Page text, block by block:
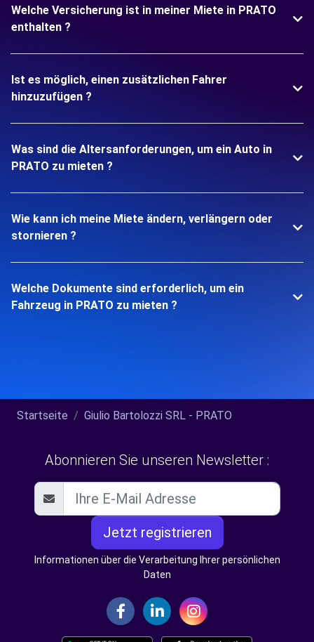
Welche Versicherung ist in meiner Miete in PRATO
enthalten ?
Ist es möglich, einen zusätzlichen Fahrer
hinzuzufügen ?
Was sind die Altersanforderungen, um ein Auto in
PRATO zu mieten ?
Wie kann ich meine Miete ändern, verlängern oder
stornieren ?
Welche Dokumente sind erforderlich, um ein
Fahrzeug in PRATO zu mieten ?
Startseite Giulio Bartolozzi SRL - PRATO
Abonnieren Sie unseren Newsletter :
Jetzt registrieren
Informationen über die Verarbeitung Ihrer persönlichen
Daten